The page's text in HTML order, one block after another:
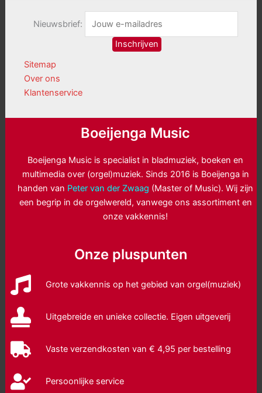
Nieuwsbrief:
Sitemap
Over ons
Klantenservice
Boeijenga Music
Boeijenga Music is specialist in bladmuziek, boeken en
multimedia over (orgel)muziek. Sinds 2016 is Boeijenga in
handen van Peter van der Zwaag (Master of Music). Wij zijn
een begrip in de orgelwereld, vanwege ons assortiment en
onze vakkennis!
Onze pluspunten
Grote vakkennis op het gebied van orgel(muziek)
Uitgebreide en unieke collectie. Eigen uitgeverij
Vaste verzendkosten van € 4,95 per bestelling
Persoonlijke service